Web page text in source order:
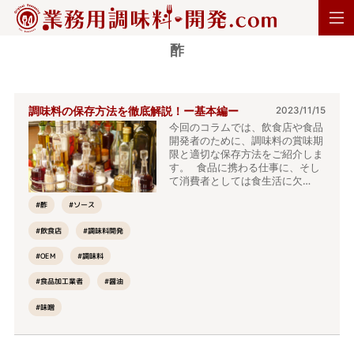
酢
2023/11/15
調味料の保存方法を徹底解説！ー基本編ー
#酢 #ソース
#飲食店 #調味料開発
#OEM #調味料
#食品加工業者 #醤油
#味噌
今回のコラムでは、飲食店や食品
開発者のために、調味料の賞味期
限と適切な保存方法をご紹介しま
す。 食品に携わる仕事に、そし
て消費者としては食生活に欠…